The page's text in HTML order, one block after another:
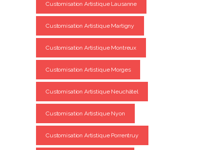
Customisation Artistique Lausanne
Customisation Artistique Martigny
Customisation Artistique Montreux
Customisation Artistique Morges
Customisation Artistique Neuchâtel
Customisation Artistique Nyon
Customisation Artistique Porrentruy